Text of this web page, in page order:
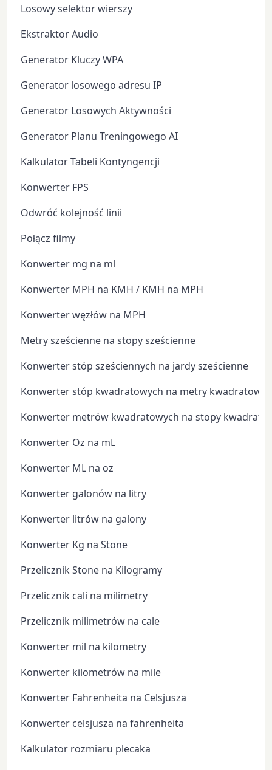
Losowy selektor wierszy
Ekstraktor Audio
Generator Kluczy WPA
Generator losowego adresu IP
Generator Losowych Aktywności
Generator Planu Treningowego AI
Kalkulator Tabeli Kontyngencji
Konwerter FPS
Odwróć kolejność linii
Połącz filmy
Konwerter mg na ml
Konwerter MPH na KMH / KMH na MPH
Konwerter węzłów na MPH
Metry sześcienne na stopy sześcienne
Konwerter stóp sześciennych na jardy sześcienne
Konwerter stóp kwadratowych na metry kwadratowe
Konwerter metrów kwadratowych na stopy
Konwerter Oz na mL
Konwerter ML na oz
Konwerter galonów na litry
Konwerter litrów na galony
Konwerter Kg na Stone
Przelicznik Stone na Kilogramy
Przelicznik cali na milimetry
Przelicznik milimetrów na cale
Konwerter mil na kilometry
Konwerter kilometrów na mile
Konwerter Fahrenheita na Celsjusza
Konwerter celsjusza na fahrenheita
Kalkulator rozmiaru plecaka